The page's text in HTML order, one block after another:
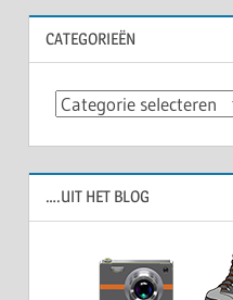
CATEGORIEËN
Categorieën
….UIT HET BLOG